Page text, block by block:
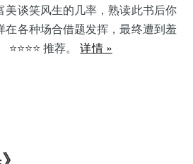
美谈笑风生的几率，熟读此书后你
在各种场合借题发挥，最终遭到羞
推荐。详情 »